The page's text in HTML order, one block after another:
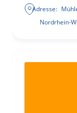
Adresse:
Nordrhein-